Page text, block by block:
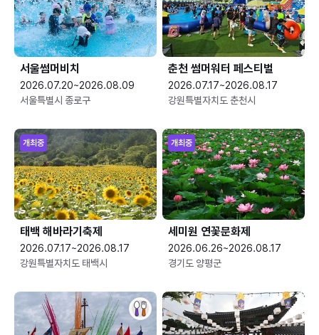
서울썸머비치
2026.07.20~2026.08.09
서울특별시 종로구
춘천 썸머워터 페스티벌
2026.07.17~2026.08.17
강원특별자치도 춘천시
개최중
태백 해바라기축제
2026.07.17~2026.08.17
강원특별자치도 태백시
개최중
세미원 연꽃문화제
2026.06.26~2026.08.17
경기도 양평군